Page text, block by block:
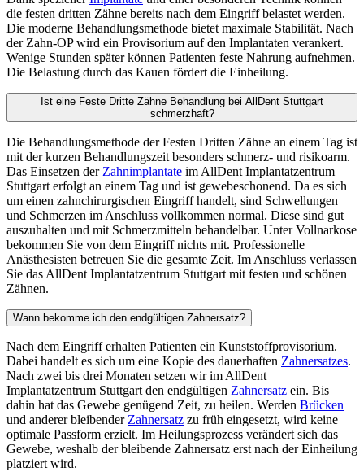
die festen dritten Zähne bereits nach dem Eingriff belastet werden.
Die moderne Behandlungsmethode bietet maximale Stabilität. Nach
der Zahn-OP wird ein Provisorium auf den Implantaten verankert.
Wenige Stunden später können Patienten feste Nahrung aufnehmen.
Die Belastung durch das Kauen fördert die Einheilung.
Ist eine Feste Dritte Zähne Behandlung bei AllDent Stuttgart
schmerzhaft?
Die Behandlungsmethode der Festen Dritten Zähne an einem Tag ist
mit der kurzen Behandlungszeit besonders schmerz- und risikoarm.
Das Einsetzen der Zahnimplantate im AllDent Implantatzentrum
Stuttgart erfolgt an einem Tag und ist gewebeschonend. Da es sich
um einen zahnchirurgischen Eingriff handelt, sind Schwellungen
und Schmerzen im Anschluss vollkommen normal. Diese sind gut
auszuhalten und mit Schmerzmitteln behandelbar. Unter Vollnarkose
bekommen Sie von dem Eingriff nichts mit. Professionelle
Anästhesisten betreuen Sie die gesamte Zeit. Im Anschluss verlassen
Sie das AllDent Implantatzentrum Stuttgart mit festen und schönen
Zähnen.
Wann bekomme ich den endgültigen Zahnersatz?
Nach dem Eingriff erhalten Patienten ein Kunststoffprovisorium.
Dabei handelt es sich um eine Kopie des dauerhaften Zahnersatzes.
Nach zwei bis drei Monaten setzen wir im AllDent
Implantatzentrum Stuttgart den endgültigen Zahnersatz ein. Bis
dahin hat das Gewebe genügend Zeit, zu heilen. Werden Brücken
und anderer bleibender Zahnersatz zu früh eingesetzt, wird keine
optimale Passform erzielt. Im Heilungsprozess verändert sich das
Gewebe, weshalb der bleibende Zahnersatz erst nach der Einheilung
platziert wird.